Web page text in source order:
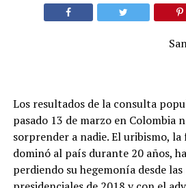
Los resultados de la consulta
pasado 13 de marzo en Colombia
sorprender a nadie. El uribismo,
dominó al país durante 20 años,
perdiendo su hegemonía desde las